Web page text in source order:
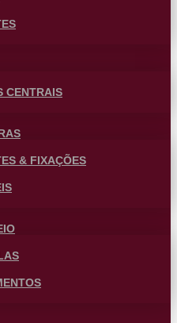
CENTRAIS
& FIXAÇÕES